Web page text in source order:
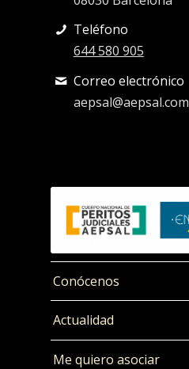
Teléfono
644 580 905
Correo electrónico
aepsal@aepsal.com
Conócenos
Actualidad
Me quiero asociar